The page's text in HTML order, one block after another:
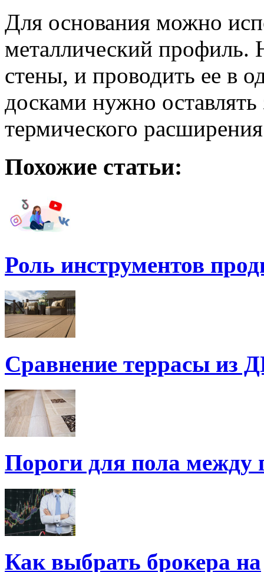
Для основания можно
металлический профиль.
стены, и проводить ее в
досками нужно
термического
Похожие статьи:
Роль инструментов
Сравнение террасы из
Пороги для пола между
Как выбрать брокера на